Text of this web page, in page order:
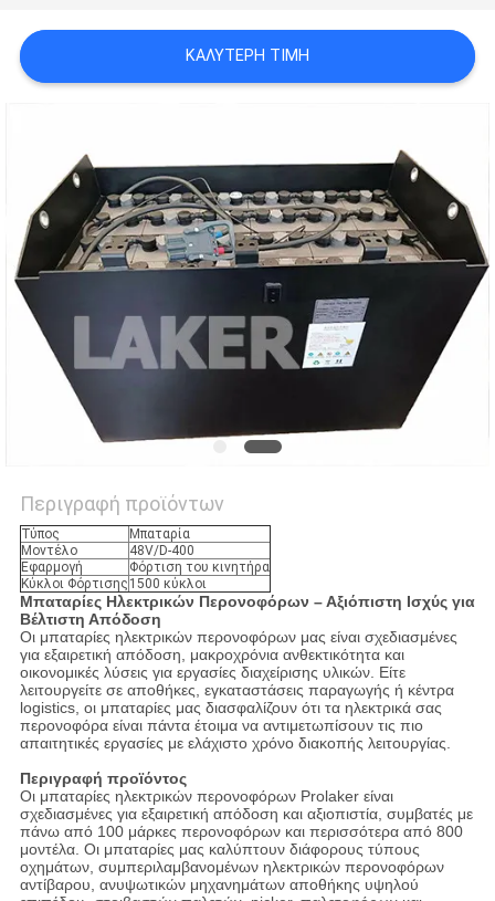
ΚΑΛΎΤΕΡΗ ΤΙΜΉ
Περιγραφή προϊόντων
Τύπος
Μπαταρία
Μοντέλο
48V/D-400
Εφαρμογή
Φόρτιση του κινητήρα
Κύκλοι Φόρτισης 1500 κύκλοι
Μπαταρίες Ηλεκτρικών Περονοφόρων – Αξιόπιστη Ισχύς για
Βέλτιστη Απόδοση
Οι μπαταρίες ηλεκτρικών περονοφόρων μας είναι σχεδιασμένες
για εξαιρετική απόδοση, μακροχρόνια ανθεκτικότητα και
οικονομικές λύσεις για εργασίες διαχείρισης υλικών. Είτε
λειτουργείτε σε αποθήκες, εγκαταστάσεις παραγωγής ή κέντρα
logistics, οι μπαταρίες μας διασφαλίζουν ότι τα ηλεκτρικά σας
περονοφόρα είναι πάντα έτοιμα να αντιμετωπίσουν τις πιο
απαιτητικές εργασίες με ελάχιστο χρόνο διακοπής λειτουργίας.
Περιγραφή προϊόντος
Οι μπαταρίες ηλεκτρικών περονοφόρων Prolaker είναι
σχεδιασμένες για εξαιρετική απόδοση και αξιοπιστία, συμβατές με
πάνω από 100 μάρκες περονοφόρων και περισσότερα από 800
μοντέλα. Οι μπαταρίες μας καλύπτουν διάφορους τύπους
οχημάτων, συμπεριλαμβανομένων ηλεκτρικών περονοφόρων
αντίβαρου, ανυψωτικών μηχανημάτων αποθήκης υψηλού